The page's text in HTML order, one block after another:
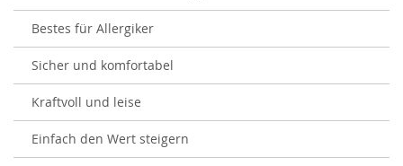
Bestes für Allergiker
Sicher und komfortabel
Kraftvoll und leise
Einfach den Wert steigern